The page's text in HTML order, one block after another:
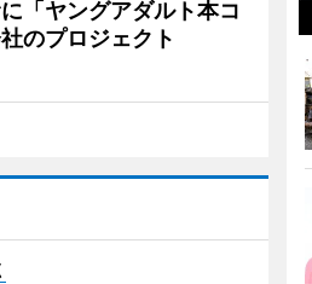
「ヤングアダルト本コ
のプロジェクト